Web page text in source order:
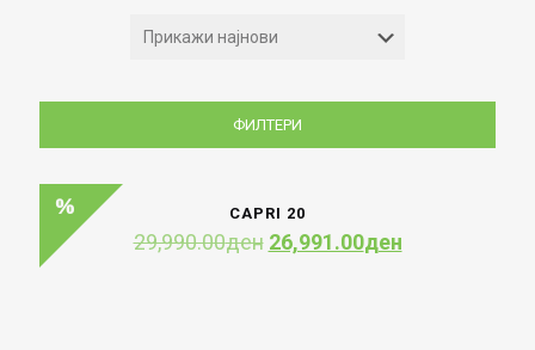
ФИЛТЕРИ
CAPRI 20
29,990.00ден Original
26,991.00денCurrent